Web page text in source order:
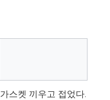
가스켓 끼우고 접었다.